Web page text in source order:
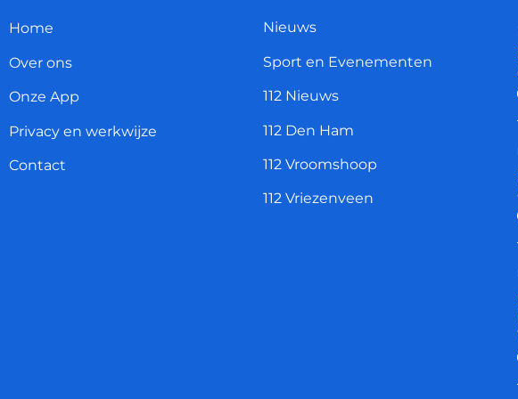
Home
Over ons
Onze App
Privacy en werkwijze
Contact
Nieuws
Sport en Evenementen
112 Nieuws
112 Den Ham
112 Vroomshoop
112 Vriezenveen